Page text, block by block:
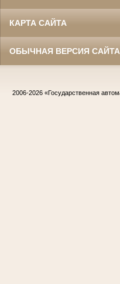
КАРТА САЙТА
ОБЫЧНАЯ ВЕРСИЯ САЙТА
2006-2026 «Государственная